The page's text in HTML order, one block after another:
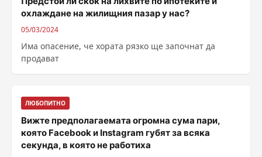
охлаждане на жилищния пазар у нас?
05/03/2024
Има опасение, че хората рязко ще започнат да
продават
ЛЮБОПИТНО
Вижте предполагаемата огромна сума пари,
която Facebook и Instagram губят за всяка
секунда, в която не работиха